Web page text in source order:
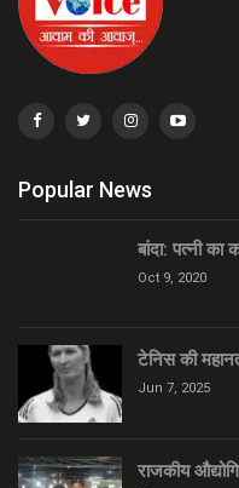
Popular News
बांदा: पत्नी
Oct 9, 2020
टेनिस की
Jun 7, 2025
राजकीय